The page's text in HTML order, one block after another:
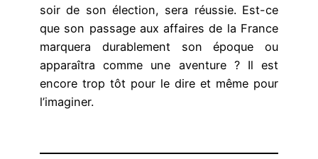
soir de son élection, sera réussie. Est-ce
que son passage aux affaires de la France
marquera durablement son époque ou
apparaîtra comme une aventure ? Il est
encore trop tôt pour le dire et même pour
l’imaginer.